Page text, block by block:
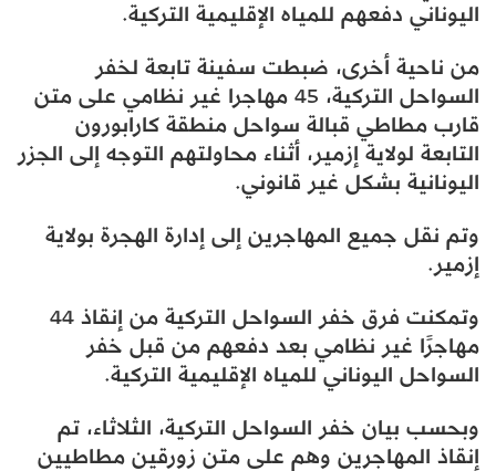
اليوناني دفعهم للمياه الإقليمية التركية.
من ناحية أخرى، ضبطت سفينة تابعة لخفر
السواحل التركية، 45 مهاجرا غير نظامي على متن
قارب مطاطي قبالة سواحل منطقة كارابورون
التابعة لولاية إزمير، أثناء محاولتهم التوجه إلى الجزر
اليونانية بشكل غير قانوني.
وتم نقل جميع المهاجرين إلى إدارة الهجرة بولاية
إزمير.
وتمكنت فرق خفر السواحل التركية من إنقاذ 44
مهاجرًا غير نظامي بعد دفعهم من قبل خفر
السواحل اليوناني للمياه الإقليمية التركية.
وبحسب بيان خفر السواحل التركية، الثلاثاء، تم
إنقاذ المهاجرين وهم على متن زورقين مطاطيين